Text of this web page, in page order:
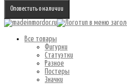
Оповестить о наличии
Все товары
Фигурки
Статуэтки
Разное
Постеры
Значки